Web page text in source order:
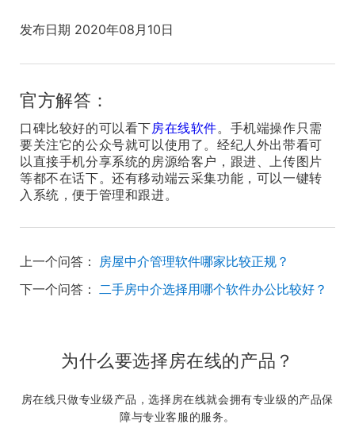
发布日期 2020年08月10日
官方解答：
口碑比较好的可以看下房在线软件。手机端操作只需
要关注它的公众号就可以使用了。经纪人外出带看可
以直接手机分享系统的房源给客户，跟进、上传图片
等都不在话下。还有移动端云采集功能，可以一键转
入系统，便于管理和跟进。
上一个问答： 房屋中介管理软件哪家比较正规？
下一个问答： 二手房中介选择用哪个软件办公比较好？
为什么要选择房在线的产品？
房在线只做专业级产品，选择房在线就会拥有专业级的产品保
障与专业客服的服务。